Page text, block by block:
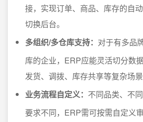
接，实现订单、商品、库存的自
切换后台。
多组织/多仓库支持： 对于有多品
库的企业，ERP应能灵活切分数
发货、调拨、库存共享等复杂场景
业务流程自定义： 不同品类、不
要求不同，ERP需可按需自定义